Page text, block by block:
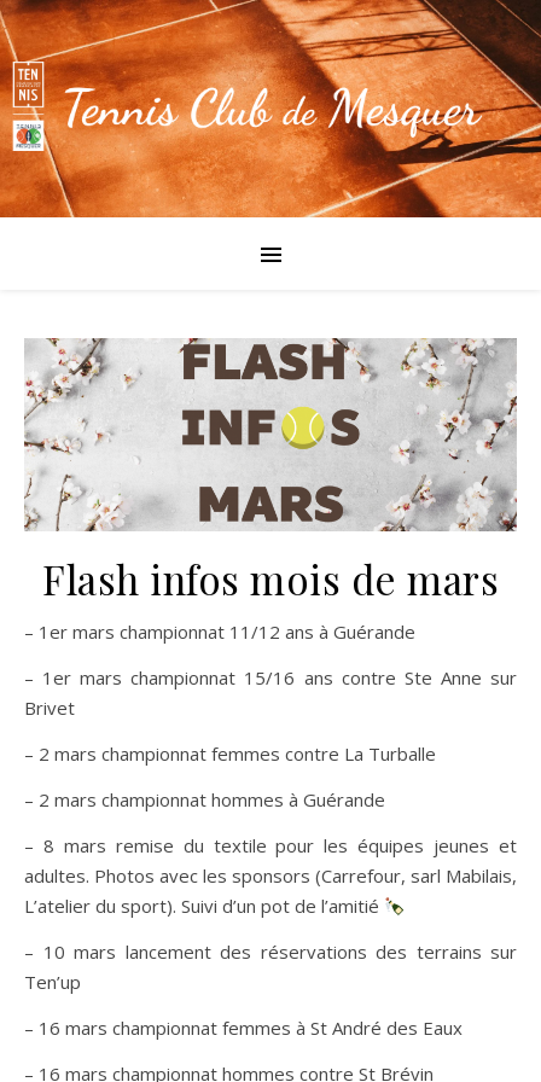
Flash infos mois de mars
– 1er mars championnat 11/12 ans à Guérande
– 1er mars championnat 15/16 ans contre Ste Anne sur
Brivet
– 2 mars championnat femmes contre La Turballe
– 2 mars championnat hommes à Guérande
– 8 mars remise du textile pour les équipes jeunes et
adultes. Photos avec les sponsors (Carrefour, sarl Mabilais,
L’atelier du sport). Suivi d’un pot de l’amitié
– 10 mars lancement des réservations des terrains sur
Ten’up
– 16 mars championnat femmes à St André des Eaux
– 16 mars championnat hommes contre St Brévin